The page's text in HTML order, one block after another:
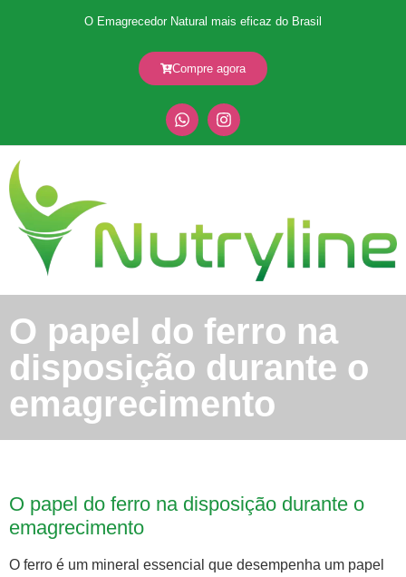
O Emagrecedor Natural mais eficaz do Brasil
Compre agora
O papel do ferro na
disposição durante o
emagrecimento
O papel do ferro na disposição durante o
emagrecimento
O ferro é um mineral essencial que desempenha um papel